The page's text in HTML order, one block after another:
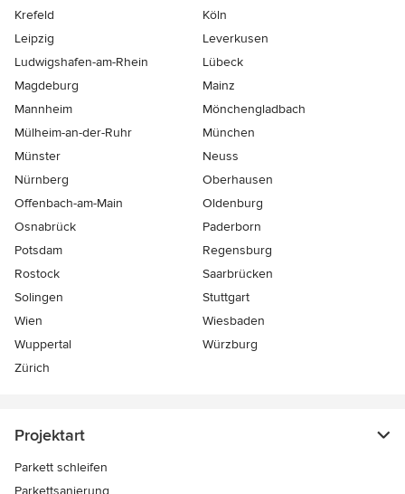
Krefeld
Köln
Leipzig
Leverkusen
Ludwigshafen-am-Rhein
Lübeck
Magdeburg
Mainz
Mannheim
Mönchen­gladbach
Mülheim-an-der-Ruhr
München
Münster
Neuss
Nürnberg
Oberhausen
Offenbach-am-Main
Oldenburg
Osnabrück
Paderborn
Potsdam
Regensburg
Rostock
Saarbrücken
Solingen
Stuttgart
Wien
Wiesbaden
Wuppertal
Würzburg
Zürich
Projektart
Parkett schleifen
Parkettsanierung